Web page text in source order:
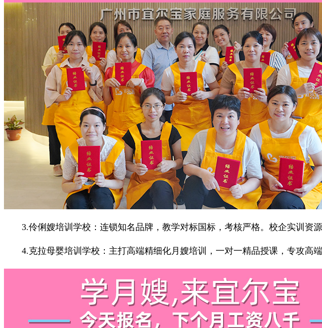
3.伶俐嫂培训学校：连锁知名品牌，教学对标国标，考核严格。校企实训资源
4.克拉母婴培训学校：主打高端精细化月嫂培训，一对一精品授课，专攻高端